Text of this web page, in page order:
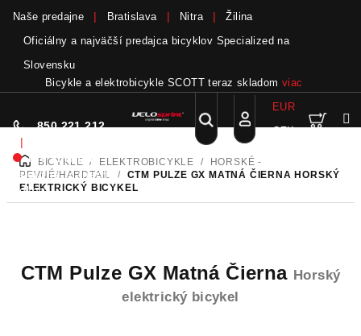
obsah
Naše predajne Bratislava Nitra
Žilina
Oficiálny a najväčší predajca bicyklov Specialized na
Slovensku
Bicykle a elektrobicykle SCOTT teraz skladom viac
850 221 212
|
Nie sme pri
telefóne.Zanechať
odkaz
Hľadať
Prihlásenie
EUR
CZK
DOMOVBICYKLE / ELEKTROBICYKLE /
HORSKÉ -
PEVNÉ/HARDTAIL
/ CTM PULZE GX MATNÁ ČIERNA HORSKÝ
ELEKTRICKÝ BICYKEL
CTM Pulze GX Matná Čierna Horský
elektrický bicykel